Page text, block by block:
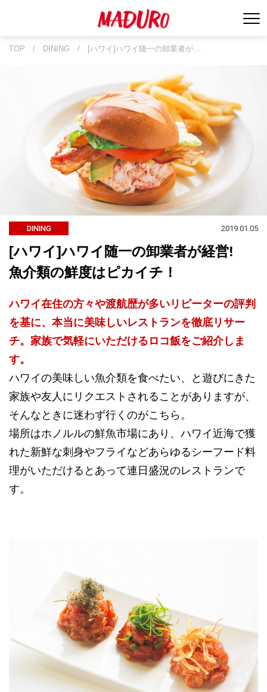
TOP / DINING / [ハワイ]ハワイ随一の卸業者が…
DINING 2019.01.05
[ハワイ]ハワイ随一の卸業者が経営!
魚介類の鮮度はピカイチ！
ハワイ在住の方々や渡航歴が多いリピーターの評判
を基に、本当に美味しいレストランを徹底リサー
チ。家族で気軽にいただけるロコ飯をご紹介しま
す。
ハワイの美味しい魚介類を食べたい、と遊びにきた
家族や友人にリクエストされることがありますが、
そんなときに迷わず行くのがこちら。
場所はホノルルの鮮魚市場にあり、ハワイ近海で獲
れた新鮮な刺身やフライなどあらゆるシーフード料
理がいただけるとあって連日盛況のレストランで
す。